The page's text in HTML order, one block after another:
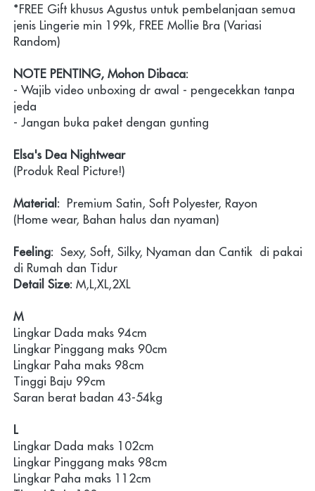
*FREE Gift khusus Agustus untuk pembelanjaan semua
jenis Lingerie min 199k, FREE Mollie Bra (Variasi
Random)
NOTE PENTING, Mohon Dibaca:
- Wajib video unboxing dr awal - pengecekkan tanpa
jeda
- Jangan buka paket dengan gunting
Elsa's Dea Nightwear
(Produk Real Picture!)
Material:
  Premium Satin, Soft Polyester, Rayon
(Home wear, Bahan halus dan nyaman)
Feeling: Sexy, Soft, Silky, Nyaman dan Cantik  di pakai
di Rumah dan Tidur
Detail Size: M,L,XL,2XL
M
Lingkar Dada maks 94cm
Lingkar Pinggang maks 90cm
Lingkar Paha maks 98cm
Tinggi Baju 99cm
Saran berat badan 43-54kg
L
Lingkar Dada maks 102cm
Lingkar Pinggang maks 98cm
Lingkar Paha maks 112cm